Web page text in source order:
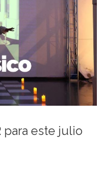
para este julio